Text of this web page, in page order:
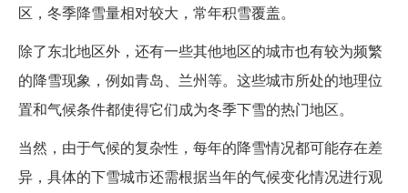
区，冬季降雪量相对较大，常年积雪覆盖。
除了东北地区外，还有一些其他地区的城市也有较为频繁
的降雪现象，例如青岛、兰州等。这些城市所处的地理位
置和气候条件都使得它们成为冬季下雪的热门地区。
当然，由于气候的复杂性，每年的降雪情况都可能存在差
异，具体的下雪城市还需根据当年的气候变化情况进行观